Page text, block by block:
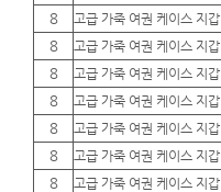
8
고급 가죽 여권 케이스 지갑
8
고급 가죽 여권 케이스 지갑
8
고급 가죽 여권 케이스 지갑
8
고급 가죽 여권 케이스 지갑
8
고급 가죽 여권 케이스 지갑
8
고급 가죽 여권 케이스 지갑
8
고급 가죽 여권 케이스 지갑